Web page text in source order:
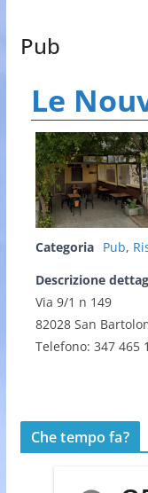
Pub
Le
Categoria Pub,
Descrizione
Via 9/1 n 149
82028 San
Telefono: 347 465
Che tempo fa?